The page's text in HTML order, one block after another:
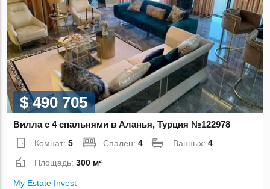
$ 490 705
Вилла с 4 спальнями в Аланья, Турция №122978
Комнат:5 Спален:4 Ванных:4
Площадь:300 м²
My Estate Invest